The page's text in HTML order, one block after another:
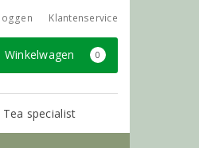
Klantenservice
Winkelwagen 0
Tea specialist